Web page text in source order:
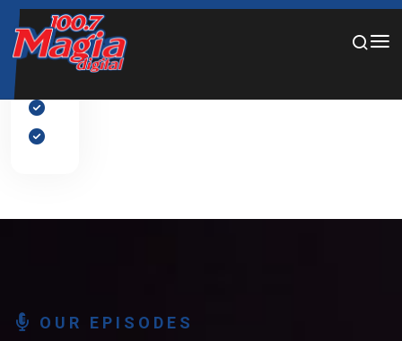
Por favor, añade diapositivas al slider desde el panel de
edición.
OUR EPISODES